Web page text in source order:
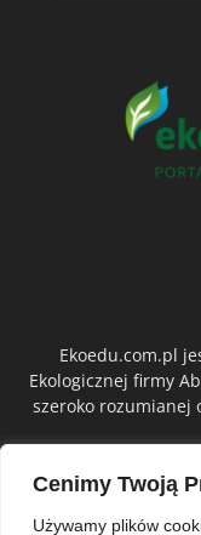
Cenimy Twoją
Używamy plików
Ekoedu.com.pl
Ekologicznej firmy
szeroko rozumianej